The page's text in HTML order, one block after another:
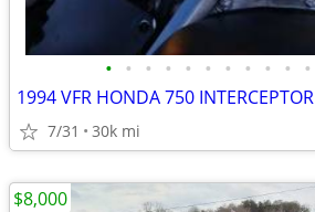
• • • • • • • • • • •
1994 VFR HONDA 750 INTERCEPTOR
7/31 30k mi
$8,000